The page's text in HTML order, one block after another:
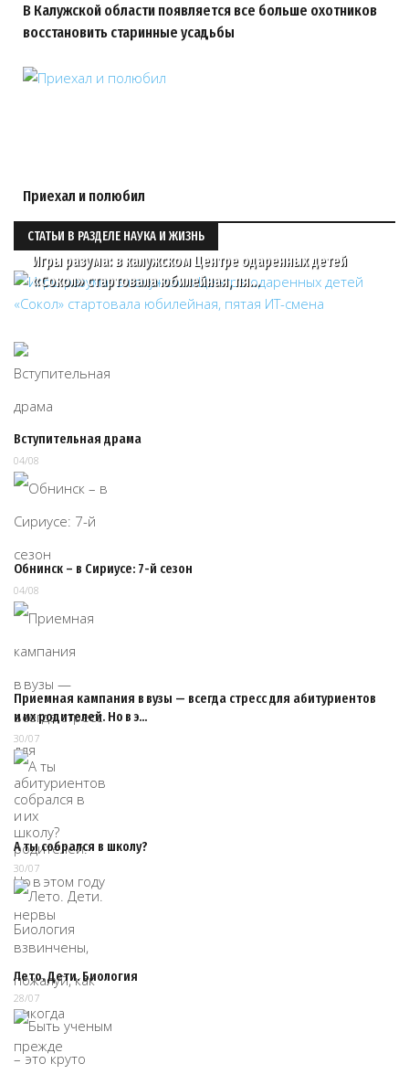
В Калужской области появляется все больше охотников
восстановить старинные усадьбы
Приехал и полюбил
СТАТЬИ В РАЗДЕЛЕ НАУКА И ЖИЗНЬ
Игры разума: в калужском Центре одаренных детей
«Сокол» стартовала юбилейная, пя…
Вступительная драма
04/08
Обнинск – в Сириусе: 7-й сезон
04/08
Приемная кампания в вузы — всегда стресс для абитуриентов
и их родителей. Но в э…
30/07
А ты собрался в школу?
30/07
Лето. Дети. Биология
28/07